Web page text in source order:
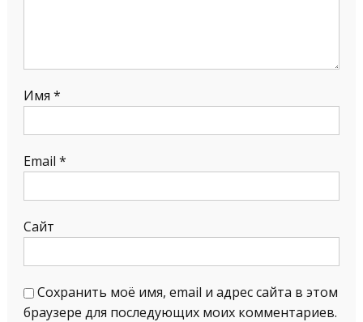
Имя *
Email *
Сайт
Сохранить моё имя, email и адрес сайта в этом
браузере для последующих моих комментариев.